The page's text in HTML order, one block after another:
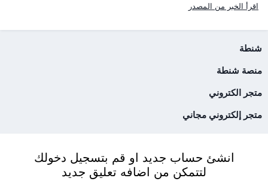
اقرأ الخبر من المصدر
شنطة
منصة شنطة
متجر الكتروني
متجر إلكتروني مجاني
انشئ حساب جديد او قم بتسجيل دخولك
لتتمكن من اضافه تعليق جديد